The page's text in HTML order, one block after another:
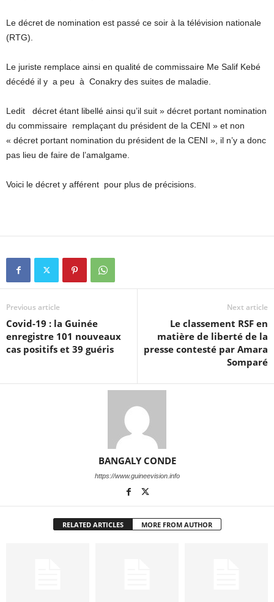
Le décret de nomination est passé ce soir à la télévision nationale
(RTG).
Le juriste remplace ainsi en qualité de commissaire Me Salif Kebé
décédé il y a peu à Conakry des suites de maladie.
Ledit décret étant libellé ainsi qu’il suit » décret portant nomination
du commissaire remplaçant du président de la CENI » et non
« décret portant nomination du président de la CENI », il n’y a donc
pas lieu de faire de l’amalgame.
Voici le décret y afférent pour plus de précisions.
Previous article
Covid-19 : la Guinée
enregistre 101 nouveaux
cas positifs et 39 guéris
Next article
Le classement RSF en
matière de liberté de la
presse contesté par Amara
Somparé
BANGALY CONDE
https://www.guineevision.info
RELATED ARTICLES MORE FROM AUTHOR